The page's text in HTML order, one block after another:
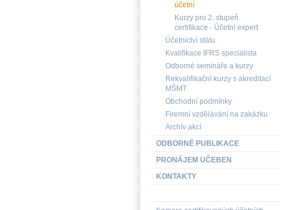
účetní
Kurzy pro 2. stupeň
certifikace - Účetní expert
Účetnictví státu
Kvalifikace IFRS specialista
Odborné semináře a kurzy
Rekvalifikační kurzy s akreditací
MŠMT
Obchodní podmínky
Firemní vzdělávání na zakázku
Archív akcí
ODBORNÉ PUBLIKACE
PRONÁJEM UČEBEN
KONTAKTY